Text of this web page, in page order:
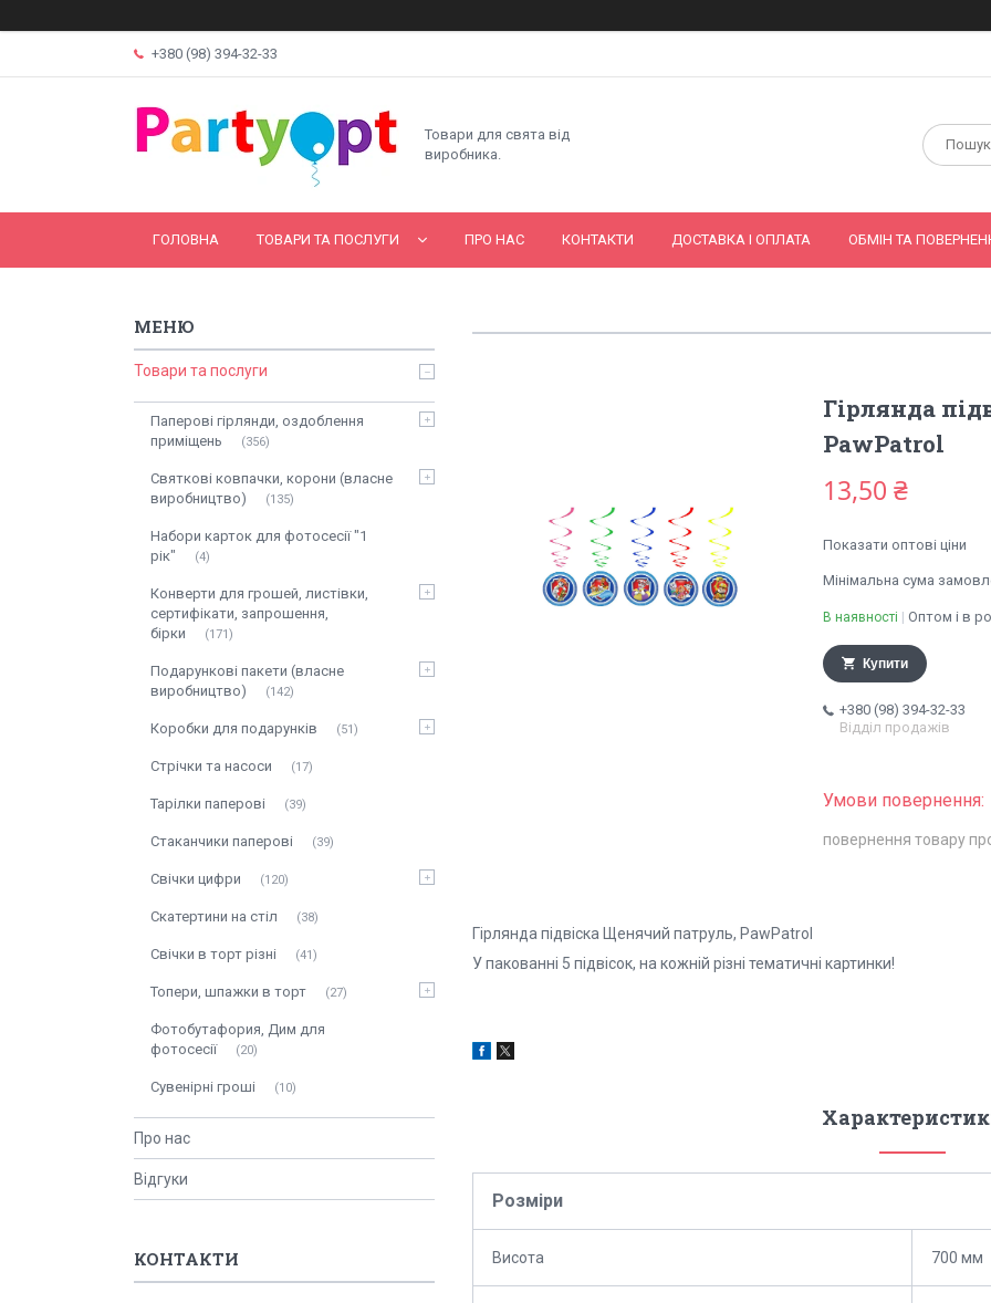
+380 (98) 394-32-33
Товари для свята від
виробника.
ГОЛОВНА ТОВАРИ ТА ПОСЛУГИ ПРО НАС КОНТАКТИ ДОСТАВКА І ОПЛАТА ОБМІН ТА
Гірлянда
PawPatrol
13,50 ₴
Показати оптові ціни
Мінімальна сума
В наявності Оптом і в
Купити
+380 (98) 394-32-33
Відділ продажів
повернення товару
Гірлянда підвіска Щенячий патруль, PawPatrol
У пакованні 5 підвісок, на кожній різні тематичні картинки!
Розміри
Висота 700 мм
Товари та послуги
Паперові гірлянди, оздоблення
приміщень
356
Святкові ковпачки, корони (власне
виробництво)
135
Набори карток для фотосесії "1
рік"
4
Конверти для грошей, листівки,
сертифікати, запрошення,
бірки
171
Подарункові пакети (власне
виробництво)
142
Коробки для подарунків 51
Стрічки та насоси 17
Тарілки паперові 39
Стаканчики паперові 39
Свічки цифри 120
Скатертини на стіл 38
Свічки в торт різні 41
Топери, шпажки в торт 27
Фотобутафория, Дим для
фотосесії
20
Сувенірні гроші 10
Про нас
Відгуки
КОНТАКТИ